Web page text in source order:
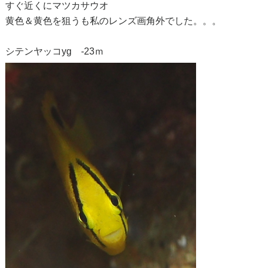
すぐ近くにマツカサウオ
黄色＆黄色を狙うも私のレンズ画角外でした。。。
シテンヤッコyg -23ｍ